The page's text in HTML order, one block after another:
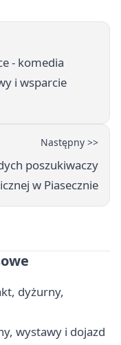
- komedia
i wsparcie
Następny >>
poszukiwaczy
w Piasecznie
dyżurny,
wystawy i dojazd